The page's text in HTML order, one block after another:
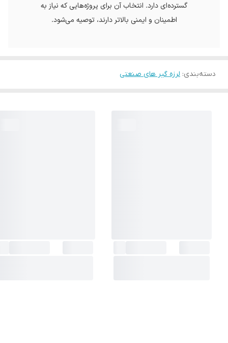
گسترده‌ای دارد. انتخاب آن برای پروژه‌هایی که نیاز به
اطمینان و ایمنی بالاتر دارند، توصیه می‌شود.
دسته‌بندی: لرزه گیر های صنعتی